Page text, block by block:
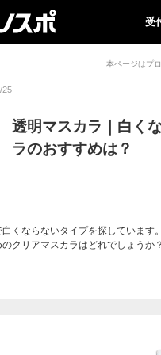
受
本ページはプ
25
透明マスカラ｜白く
ラのおすすめは？
くならないタイプを探していま
クリアマスカラはどれでしょうか？